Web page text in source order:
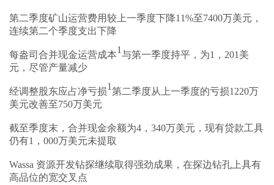
第二季度矿山运营费用较上一季度下降11%至7400万美元，
连续第二个季度支出下降
每盎司合并现金运营成本1与第一季度持平，为1，201美
元，尽管产量减少
经调整股东应占净亏损1第二季度从上一季度的亏损1220万
美元改善至750万美元
截至季度末，合并现金余额为4，340万美元，现有贷款工具
仍有1，000万美元未提取
Wassa 资源开发钻探继续取得强劲成果，在探边钻孔上具有
高品位的宽交叉点